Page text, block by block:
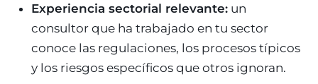
Experiencia sectorial relevante: un
consultor que ha trabajado en tu sector
conoce las regulaciones, los procesos típicos
y los riesgos específicos que otros ignoran.